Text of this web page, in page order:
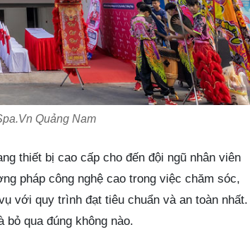
Quảng Nam
thiết bị cao cấp cho đến đội ngũ nhân viên
pháp công nghệ cao trong việc chăm sóc,
với quy trình đạt tiêu chuẩn và an toàn nhất.
qua đúng không nào.